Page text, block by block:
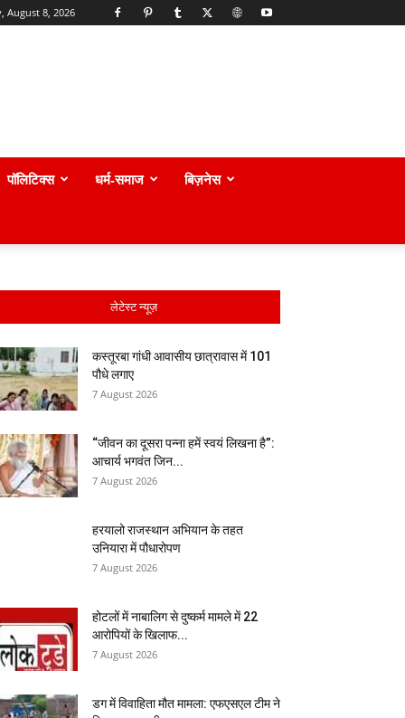
August 8, 2026
पॉलिटिक्स धर्म-समाज बिज़नेस
लेटेस्ट न्यूज़
कस्तूरबा गांधी आवासीय छात्रावास में 101
पौधे लगाए
7 August 2026
“जीवन का दूसरा पन्ना हमें स्वयं लिखना है”:
आचार्य भगवंत जिन...
7 August 2026
हरयालो राजस्थान अभियान के तहत
उनियारा में पौधारोपण
7 August 2026
होटलों में नाबालिग से दुष्कर्म मामले में 22
आरोपियों के खिलाफ...
7 August 2026
डग में विवाहिता मौत मामला: एफएसएल टीम ने